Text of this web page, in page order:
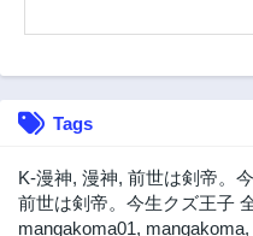
第10話
2年前
第8話
2年前
Tags
K-漫神, 漫神, 前世は剣帝。
前世は剣帝。今生クズ王子
mangakoma01, mangakoma,